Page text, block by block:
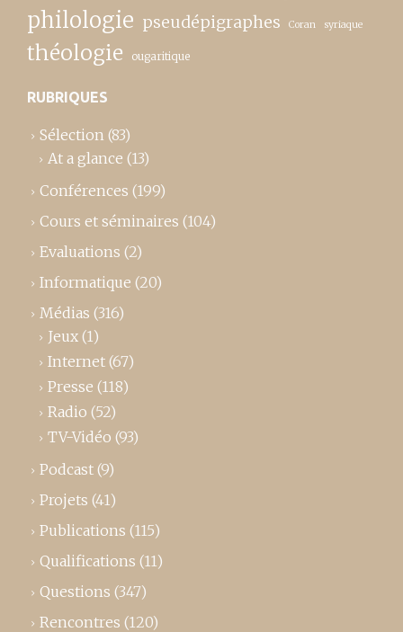
philologie pseudépigraphes Coran syriaque
théologie ougaritique
RUBRIQUES
Sélection (83)
At a glance (13)
Conférences (199)
Cours et séminaires (104)
Evaluations (2)
Informatique (20)
Médias (316)
Jeux (1)
Internet (67)
Presse (118)
Radio (52)
TV-Vidéo (93)
Podcast (9)
Projets (41)
Publications (115)
Qualifications (11)
Questions (347)
Rencontres (120)